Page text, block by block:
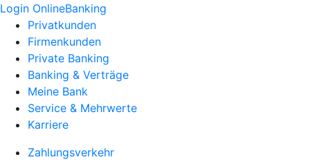
Login OnlineBanking
Privatkunden
Firmenkunden
Private Banking
Banking & Verträge
Meine Bank
Service & Mehrwerte
Karriere
Zahlungsverkehr